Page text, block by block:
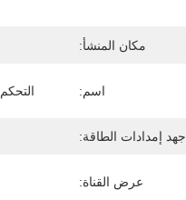
مكان المنشأ:
اسم:
جهد إمدادات الطاقة:
عرض القناة: